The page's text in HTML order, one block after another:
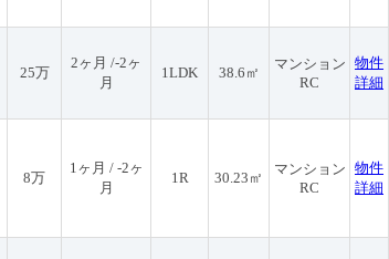
25万
2ヶ月 /-2ヶ
月
1LDK 38.6㎡
マンション
RC
物件
詳細
8万
1ヶ月 / -2ヶ
月
1R 30.23㎡
マンション
RC
物件
詳細